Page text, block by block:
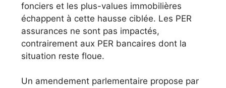
fonciers et les plus-values immobilières
échappent à cette hausse ciblée. Les PER
assurances ne sont pas impactés,
contrairement aux PER bancaires dont la
situation reste floue.
Un amendement parlementaire propose par